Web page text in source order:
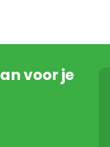
voor je